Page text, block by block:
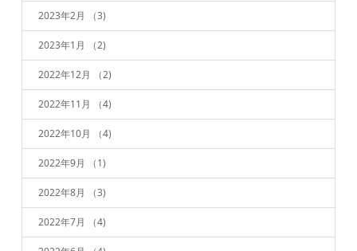
2023年2月 （3)
2023年1月 （2)
2022年12月 （2)
2022年11月 （4)
2022年10月 （4)
2022年9月 （1)
2022年8月 （3)
2022年7月 （4)